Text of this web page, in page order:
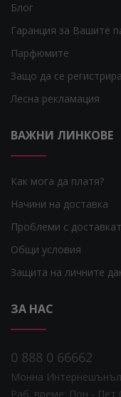
Блог
Гаранция за Вашите
Парфюмите
Защо да се
Лесна рекламация
ВАЖНИ ЛИНКОВЕ
Как мога да платя?
Начини на доставка
Проблеми с
Общи условия
Защита на личните
ЗА НАС
0 888 0 66662
Монна
Раб. време: Пoн - Пет